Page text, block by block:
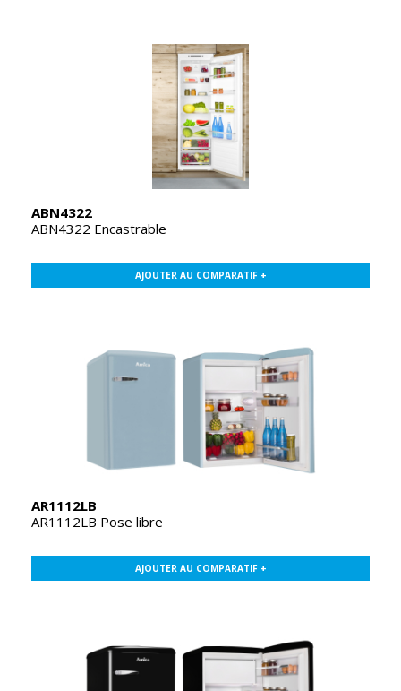
ABN4322
ABN4322 Encastrable
AJOUTER AU COMPARATIF +
AR1112LB
AR1112LB Pose libre
AJOUTER AU COMPARATIF +